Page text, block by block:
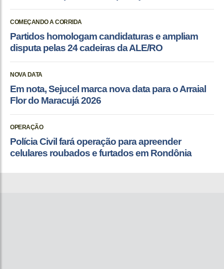
COMEÇANDO A CORRIDA
Partidos homologam candidaturas e ampliam
disputa pelas 24 cadeiras da ALE/RO
NOVA DATA
Em nota, Sejucel marca nova data para o Arraial
Flor do Maracujá 2026
OPERAÇÃO
Polícia Civil fará operação para apreender
celulares roubados e furtados em Rondônia